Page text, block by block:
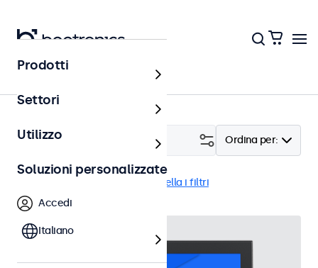
Home
Ordina per:
Filtro (23)
Cancella i filtri
Prodotti
Settori
Utilizzo
Soluzioni personalizzate
Accedi
Italiano